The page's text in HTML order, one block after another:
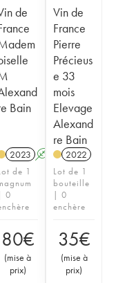
de
Bain
2023 A K
de 1
| 0
80€
(mise à
prix)
Vin de
France
Pierre
Précieus
e 33
mois
Elevage
Alexand
re Bain
2022
Lot de 1
bouteille
| 0
enchère
35€
(mise à
prix)